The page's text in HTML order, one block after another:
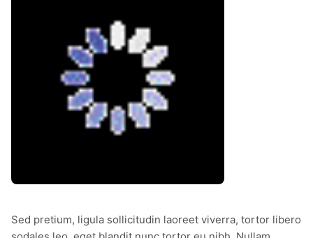
Sed pretium, ligula sollicitudin laoreet viverra, tortor libero